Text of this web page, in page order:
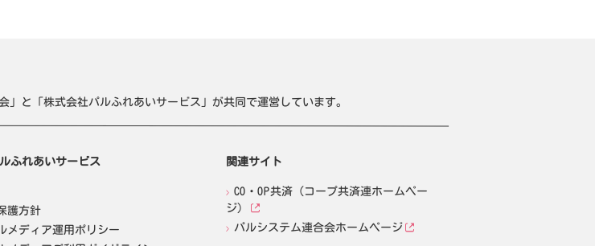
と「株式会社パルふれあいサービス」が共同で運営しています。
ふれあいサービス
護方針
メディア運用ポリシー
関連サイト
CO・OP共済（コープ共済連ホームペー
ジ）
パルシステム連合会ホームページ